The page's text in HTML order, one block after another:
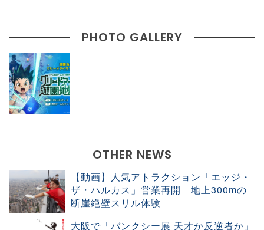
PHOTO GALLERY
OTHER NEWS
【動画】人気アトラクション「エッジ・
ザ・ハルカス」営業再開 地上300mの
断崖絶壁スリル体験
大阪で「バンクシー展 天才か反逆者か」